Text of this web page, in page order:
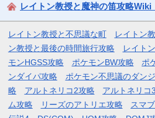
レイトン教授と魔神の笛攻略Wiki
レイトン教授と不思議な町 レイトン
ン教授と最後の時間旅行攻略
レイト
モンHGSS攻略
ポケモンBW攻略 ポ
ンダイパ攻略
ポケモン不思議のダン
略
アルトネリコ2攻略 アルトネリコ
ム攻略
リーズのアトリエ攻略 スマ